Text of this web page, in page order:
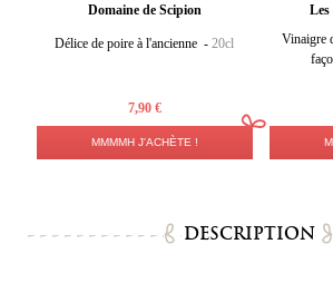
Domaine de Scipion
Délice de poire à l'ancienne - 20cl
7,90 €
MMMMH J'ACHÈTE !
Les
Vinaigre
DESCRIPTION